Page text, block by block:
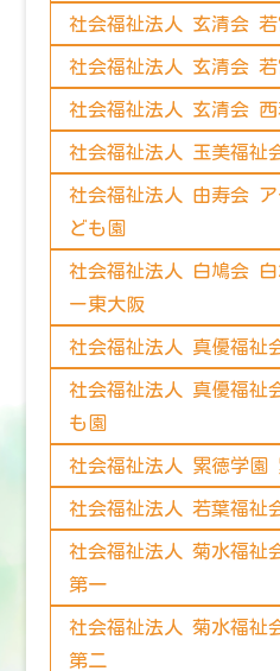
社会福祉法人 玄清会 若
社会福祉法人 玄清会 若
社会福祉法人 玄清会 西
社会福祉法人 玉美福祉
社会福祉法人 由寿会 ア
ども園
社会福祉法人 白鳩会 白
ー東大阪
社会福祉法人 真優福祉
社会福祉法人 真優福祉
も園
社会福祉法人 累徳学園
社会福祉法人 若葉福祉
社会福祉法人 菊水福祉
第一
社会福祉法人 菊水福祉
第二